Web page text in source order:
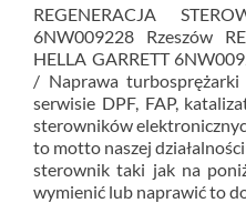
REGENERACJA
6NW009228 Rzeszów
HELLA GARRETT
/ Naprawa
serwisie DPF, FAP,
sterowników
to motto naszej
sterownik taki jak na
wymienić lub naprawić to